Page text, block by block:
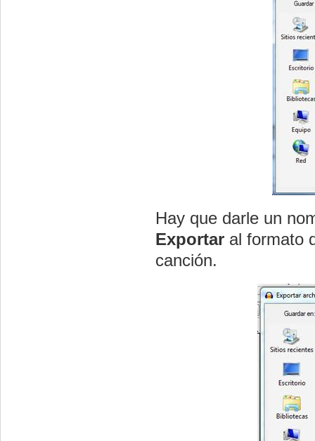
Hay que darle un
Exportar al formato
canción.